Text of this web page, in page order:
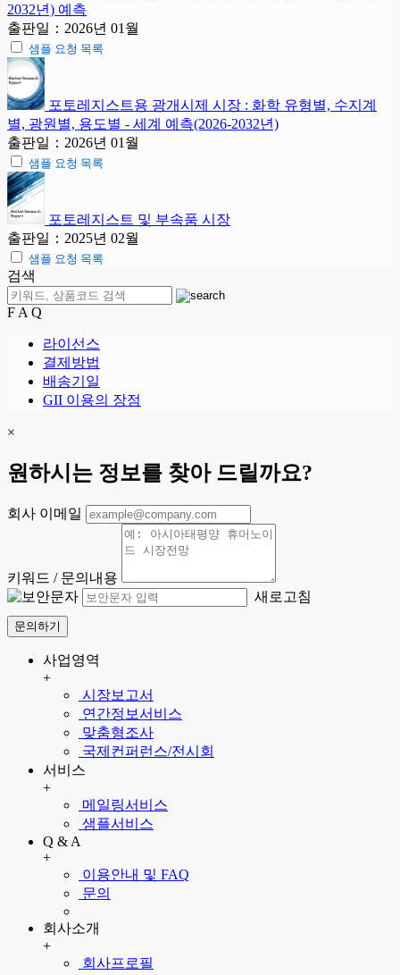
2032년) 예측
출판일：2026년 01월
샘플 요청 목록
포토레지스트용 광개시제 시장 : 화학 유형별, 수지계
별, 광원별, 용도별 - 세계 예측(2026-2032년)
출판일：2026년 01월
샘플 요청 목록
포토레지스트 및 부속품 시장
출판일：2025년 02월
샘플 요청 목록
검색
F A Q
라이선스
결제방법
배송기일
GII 이용의 장점
×
원하시는 정보를 찾아 드릴까요?
회사 이메일
키워드 / 문의내용
새로고침
문의하기
사업영역
+
시장보고서
연간정보서비스
맞춤형조사
국제컨퍼런스/전시회
서비스
+
메일링서비스
샘플서비스
Q & A
+
이용안내 및 FAQ
문의
회사소개
+
회사프로필